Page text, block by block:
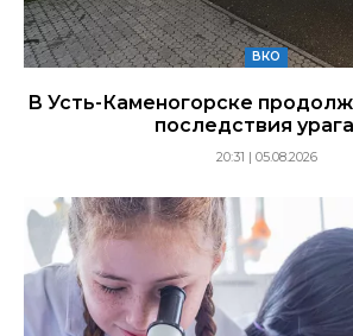
ВКО
В Усть-Каменогорске
последствия
20:31 | 05.08.2026